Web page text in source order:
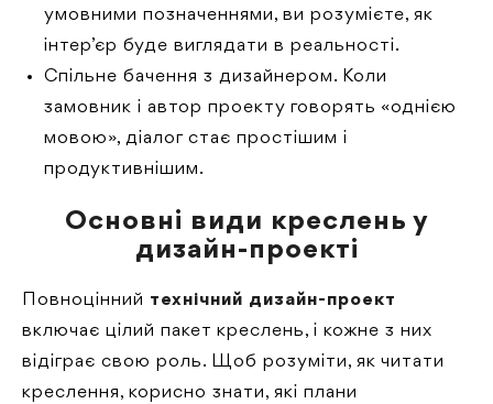
умовними позначеннями, ви розумієте, як
інтер’єр буде виглядати в реальності.
Спільне бачення з дизайнером. Коли
замовник і автор проекту говорять «однією
мовою», діалог стає простішим і
продуктивнішим.
Основні види креслень у
дизайн-проекті
Повноцінний технічний дизайн-проект
включає цілий пакет креслень, і кожне з них
відіграє свою роль. Щоб розуміти, як читати
креслення, корисно знати, які плани